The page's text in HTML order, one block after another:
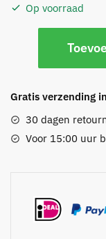
Op voorraad
aantal
Gratis verzending
30 dagen
Voor 15:00 uur